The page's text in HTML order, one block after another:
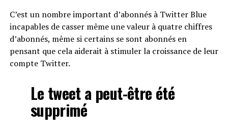
C’est un nombre important d’abonnés à Twitter Blue
incapables de casser même une valeur à quatre chiffres
d’abonnés, même si certains se sont abonnés en
pensant que cela aiderait à stimuler la croissance de leur
compte Twitter.
Le tweet a peut-être été
supprimé